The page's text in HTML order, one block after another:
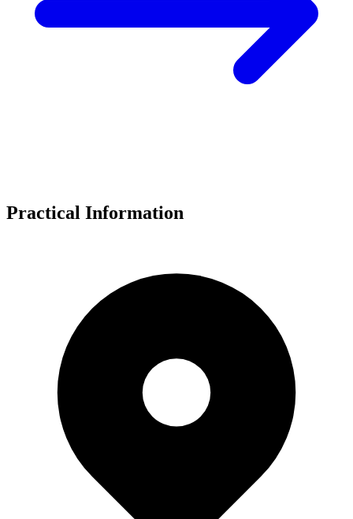
Practical Information